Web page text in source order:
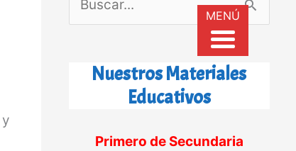
y
u
Nuestros Materiales
Educativos
Primero de Secundaria
MENÚ